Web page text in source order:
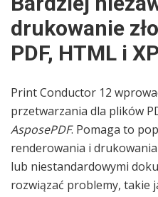
drukowanie
PDF, HTML i
Print Conductor 12
przetwarzania dla plików
AsposePDF. Pomaga to
renderowania i
lub niestandardowymi
rozwiązać problemy, takie